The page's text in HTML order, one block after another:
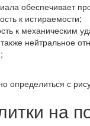
обеспечивает
к истираемости;
к механическим
нейтральное
определиться с
на